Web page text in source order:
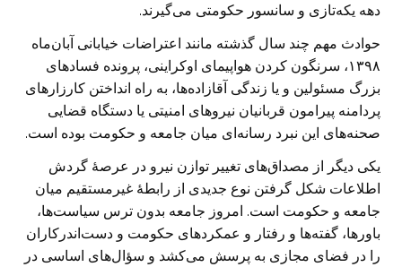
دهه یکه‌تازی و سانسور حکومتی می‌گیرند.
حوادث مهم چند سال گذشته مانند اعتراضات خیابانی آبان‌ماه
۱۳۹۸، سرنگون کردن هواپیمای اوکراینی، پرونده فسادهای
بزرگ مسئولین و یا زندگی آقازاده‌ها، به راه انداختن کارزارهای
پردامنه پیرامون قربانیان نیروهای امنیتی یا دستگاه قضایی
صحنه‌های این نبرد رسانه‌‌ای میان جامعه و حکومت بوده است.
یکی دیگر از مصداق‌های تغییر توازن نیرو در عرصهٔ گردش
اطلاعات شکل گرفتن نوع جدیدی از رابطهٔ غیرمستقیم میان
جامعه و حکومت است. امروز جامعه بدون ترس سیاست‌ها،
باورها، گفته‌ها و رفتار و عمکردهای حکومت و دست‌اندرکاران
را در فضای مجازی به پرسش می‌کشد و سؤال‌های اساسی در